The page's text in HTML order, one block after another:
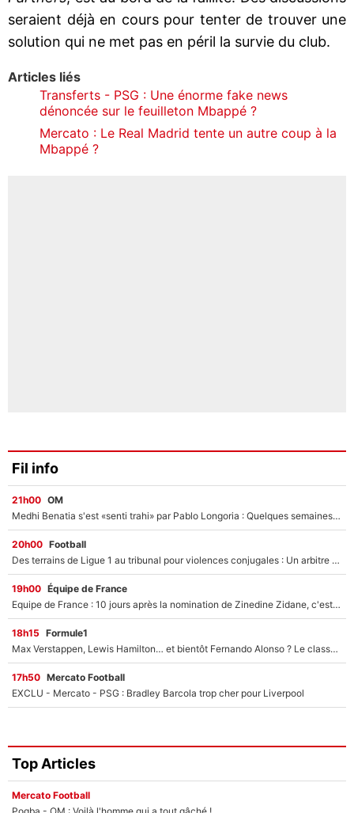
seraient déjà en cours pour tenter de trouver une
solution qui ne met pas en péril la survie du club.
Articles liés
Transferts - PSG : Une énorme fake news
dénoncée sur le feuilleton Mbappé ?
Mercato : Le Real Madrid tente un autre coup à la
Mbappé ?
Fil info
21h00 OM
Medhi Benatia s'est «senti trahi» par Pablo Longoria : Quelques semaines après son départ, l'ancien directeur de football de l'OM règle ses comptes
20h00 Football
Des terrains de Ligue 1 au tribunal pour violences conjugales : Un arbitre français encourt une peine de 18 mois de prison !
19h00 Équipe de France
Equipe de France : 10 jours après la nomination de Zinedine Zidane, c'est au tour de son fils de prendre un nouveau départ !
18h15 Formule1
Max Verstappen, Lewis Hamilton… et bientôt Fernando Alonso ? Le classement des pilotes les mieux payés en Formule 1 risque de changer !
17h50 Mercato Football
EXCLU - Mercato - PSG : Bradley Barcola trop cher pour Liverpool
Top Articles
Mercato Football